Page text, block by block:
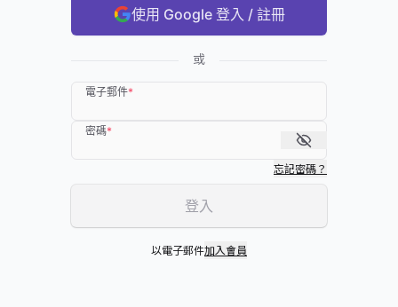
使用 Google 登入 / 註冊
或
電子郵件*
密碼*
忘記密碼？
登入
以電子郵件加入會員